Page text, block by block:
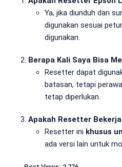
Ya, jika diunduh dari
digunakan sesuai
digunakan.
Berapa Kali Saya Bisa
Resetter dapat
batasan, tetapi
tetap diperlukan.
Apakah Resetter
Resetter ini khusus
ada versi lain untuk